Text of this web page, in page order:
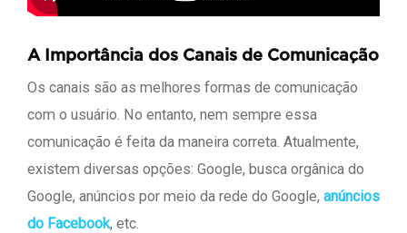
A Importância dos Canais de Comunicação
Os canais são as melhores formas de comunicação
com o usuário. No entanto, nem sempre essa
comunicação é feita da maneira correta. Atualmente,
existem diversas opções: Google, busca orgânica do
Google, anúncios por meio da rede do Google, anúncios
do Facebook, etc.